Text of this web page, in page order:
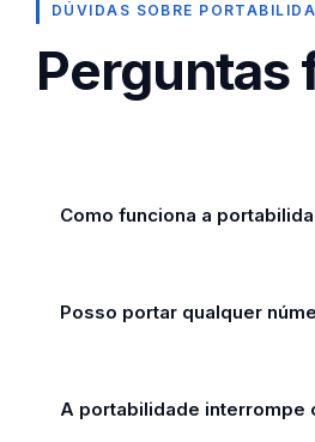
DÚVIDAS SOBRE
Perguntas
Como funciona a
Posso portar qualquer
A portabilidade interrompe